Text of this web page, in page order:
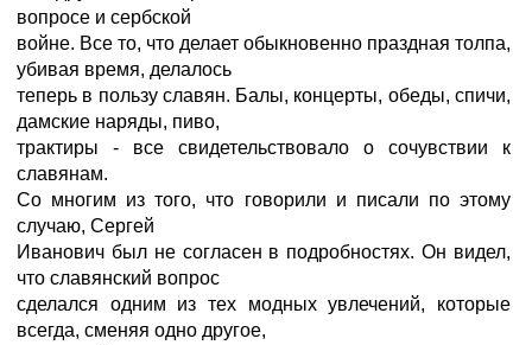
вопросе и сербской
войне. Все то, что делает обыкновенно праздная толпа,
убивая время, делалось
теперь в пользу славян. Балы, концерты, обеды, спичи,
дамские наряды, пиво,
трактиры - все свидетельствовало о сочувствии к
славянам.
Со многим из того, что говорили и писали по этому
случаю, Сергей
Иванович был не согласен в подробностях. Он видел,
что славянский вопрос
сделался одним из тех модных увлечений, которые
всегда, сменяя одно другое,